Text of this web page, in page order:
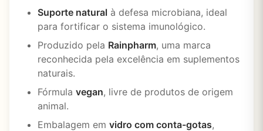
Suporte natural à defesa microbiana, ideal
para fortificar o sistema imunológico.
Produzido pela Rainpharm, uma marca
reconhecida pela excelência em suplementos
naturais.
Fórmula vegan, livre de produtos de origem
animal.
Embalagem em vidro com conta-gotas,